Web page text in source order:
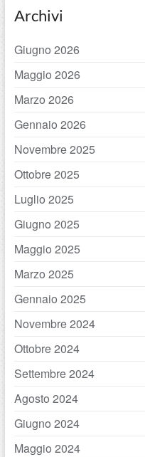
Archivi
Giugno 2026
Maggio 2026
Marzo 2026
Gennaio 2026
Novembre 2025
Ottobre 2025
Luglio 2025
Giugno 2025
Maggio 2025
Marzo 2025
Gennaio 2025
Novembre 2024
Ottobre 2024
Settembre 2024
Agosto 2024
Giugno 2024
Maggio 2024